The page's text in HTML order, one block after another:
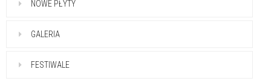
NOWE PŁYTY
GALERIA
FESTIWALE